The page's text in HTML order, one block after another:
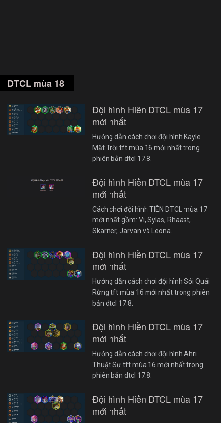
DTCL mùa 18
Đội hình Hiền DTCL mùa 17
mới nhất
Hướng dẫn cách chơi đội hình Kayle
Mặt Trời tft mùa 16 mới nhất trong
phiên bản dtcl 17.8.
Đội hình Hiền DTCL mùa 17
mới nhất
Cách chơi đội hình TIÊN DTCL mùa 17
mới nhất gồm: Vi, Sylas, Rhaast,
Skarner, Jarvan và Leona.
Đội hình Hiền DTCL mùa 17
mới nhất
Hướng dẫn cách chơi đội hình Sỏi Quái
Rừng tft mùa 16 mới nhất trong phiên
bản dtcl 17.8.
Đội hình Hiền DTCL mùa 17
mới nhất
Hướng dẫn cách chơi đội hình Ahri
Thuật Sư tft mùa 16 mới nhất trong
phiên bản dtcl 17.8.
Đội hình Hiền DTCL mùa 17
mới nhất